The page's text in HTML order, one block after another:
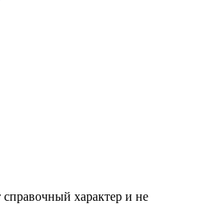
характер и не